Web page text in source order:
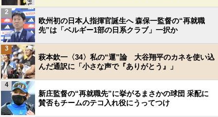
欧州初の日本人指揮官誕生へ 森保一監督の“再就職
先”は「ベルギー1部の日系クラブ」一択か
2
萩本欽一〈34〉私の“運”論 大谷翔平のカネを使い込
んだ通訳に「小さな声で『ありがとう』」
3
新庄監督の“再就職先”に挙がるまさかの球団 采配に
賛否もチームのテコ入れ役にうってつけ
4